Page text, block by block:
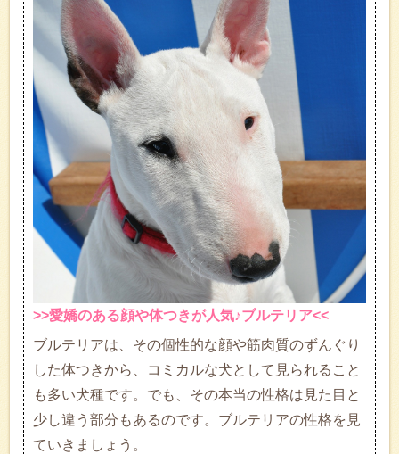
>>愛嬌のある顔や体つきが人気♪ブルテリア<<
ブルテリアは、その個性的な顔や筋肉質のずんぐり
した体つきから、コミカルな犬として見られること
も多い犬種です。でも、その本当の性格は見た目と
少し違う部分もあるのです。ブルテリアの性格を見
ていきましょう。